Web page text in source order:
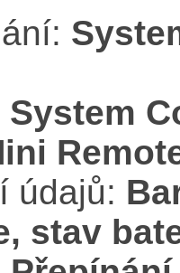
System
údajů:
stav